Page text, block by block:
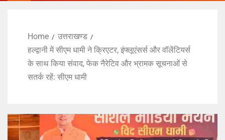
Home
उत्तराखण्ड
हल्द्वानी में सीएम धामी ने क्रिएटर, इंफ्लूएंसर्स और वॉलेंटियर्स
के साथ किया संवाद, फेक नैरेटिव और भ्रामक सूचनाओं से
सतर्क रहें: सीएम धामी